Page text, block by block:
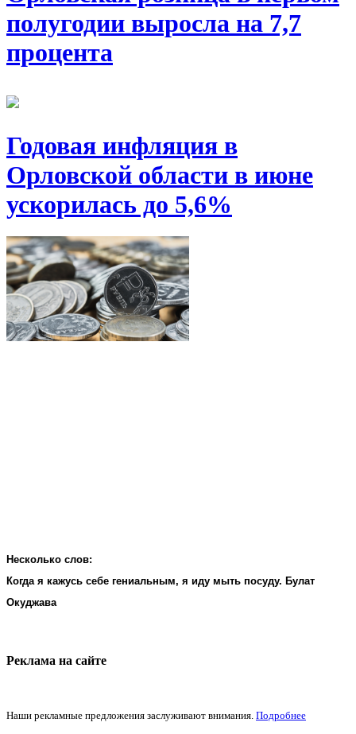
полугодии выросла на 7,7
процента
Годовая инфляция в
Орловской области в июне
ускорилась до 5,6%
Несколько слов:
Когда я кажусь себе гениальным, я иду мыть посуду. Булат
Окуджава
Реклама на cайте
Наши рекламные предложения заслуживают внимания. Подробнее